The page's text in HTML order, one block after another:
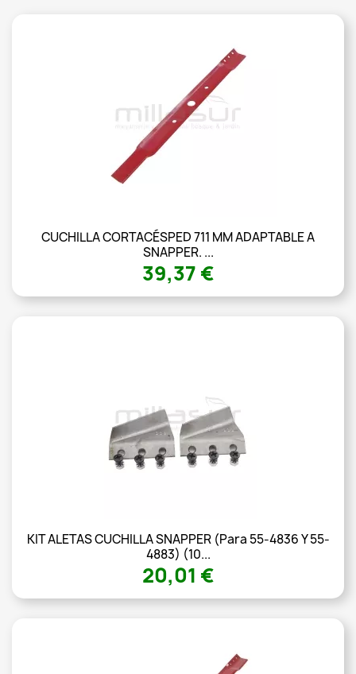
CUCHILLA CORTACÉSPED 711 MM ADAPTABLE A
SNAPPER. ...
39,37 €
KIT ALETAS CUCHILLA SNAPPER (para 55-4836 Y 55-
4883) (10...
20,01 €